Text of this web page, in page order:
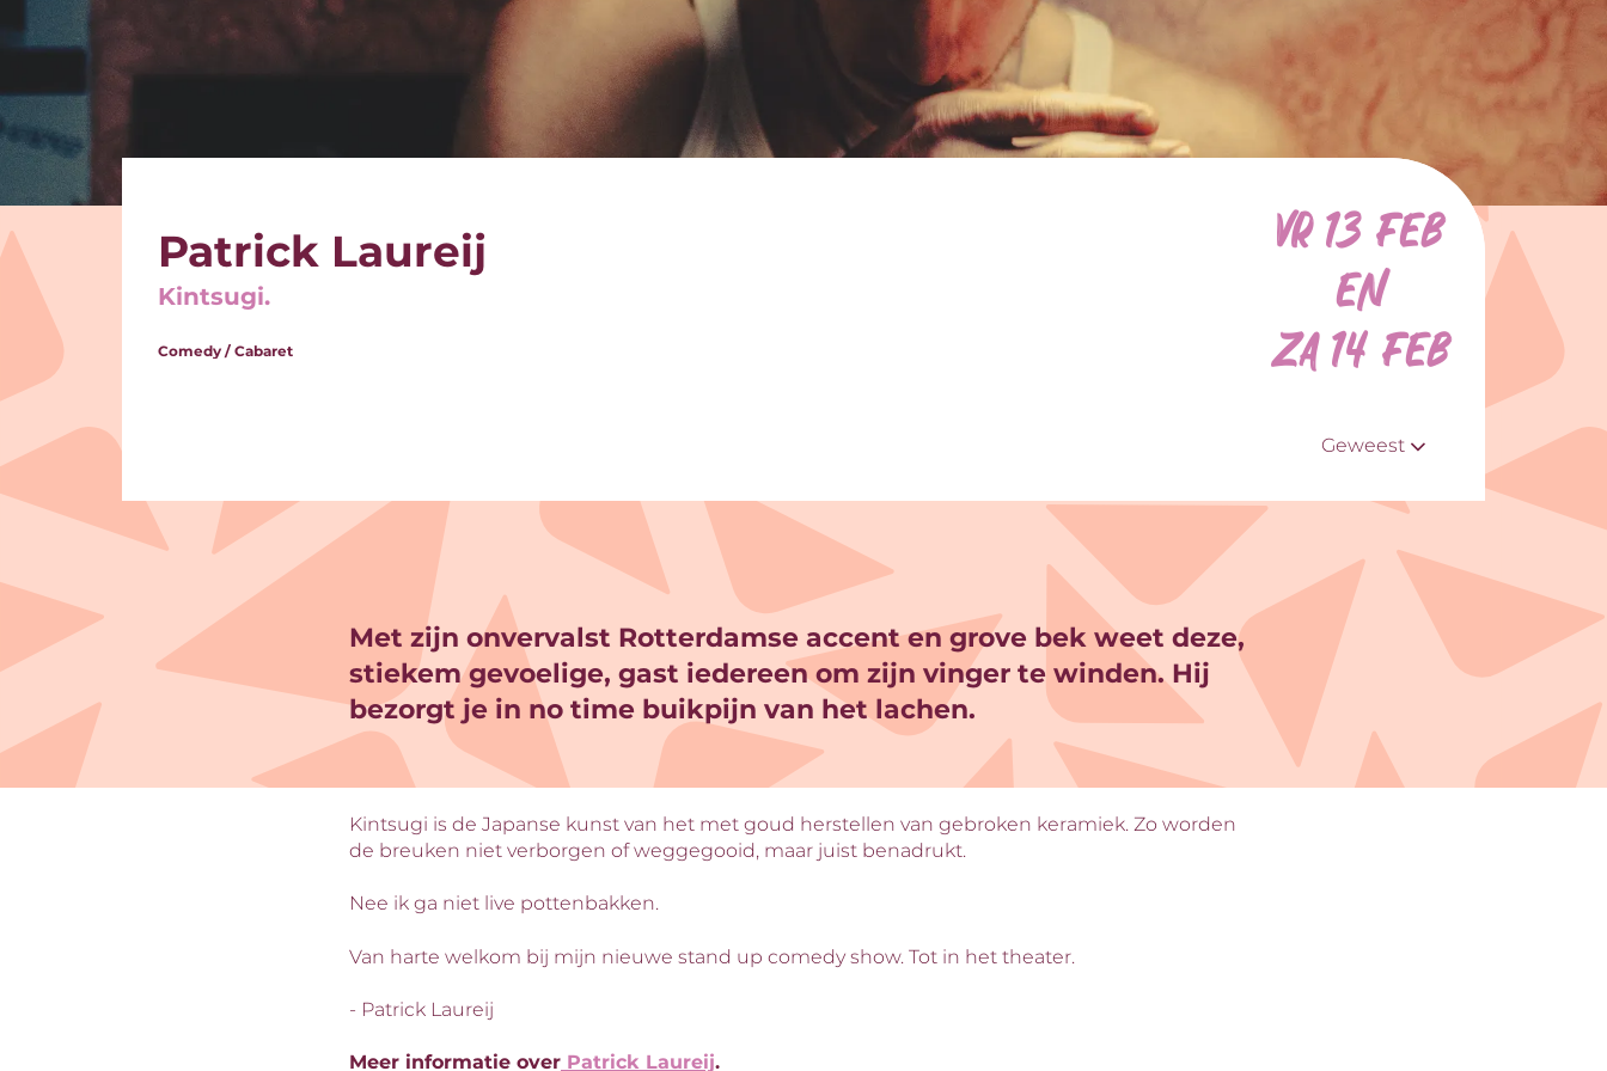
Patrick Laureij
Kintsugi.
Comedy / Cabaret
vr 13 feb
en
za 14 feb
Geweest
Met zijn onvervalst Rotterdamse accent en grove bek weet deze,
stiekem gevoelige, gast iedereen om zijn vinger te winden. Hij
bezorgt je in no time buikpijn van het lachen.
Kintsugi is de Japanse kunst van het met goud herstellen van gebroken keramiek. Zo worden
de breuken niet verborgen of weggegooid, maar juist benadrukt.
Nee ik ga niet live pottenbakken.
Van harte welkom bij mijn nieuwe stand up comedy show. Tot in het theater.
- Patrick Laureij
Meer informatie over Patrick Laureij.